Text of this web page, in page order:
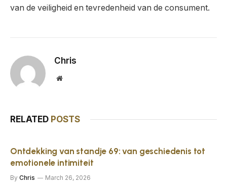
van de veiligheid en tevredenheid van de consument.
Chris
Website
RELATED POSTS
Ontdekking van standje 69: van geschiedenis tot
emotionele intimiteit
By Chris March 26, 2026